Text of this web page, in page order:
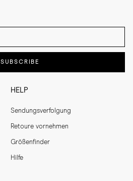
HELP
Sendungsverfolgung
Retoure vornehmen
Größenfinder
Hilfe
SUBSCRIBE